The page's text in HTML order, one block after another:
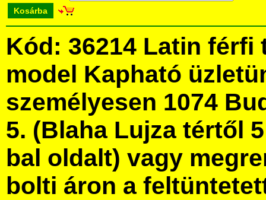
Kosárba
Kód: 36214 Latin férfi
model Kapható
személyesen 1074
5. (Blaha Lujza tértől
bal oldalt) vagy
bolti áron a